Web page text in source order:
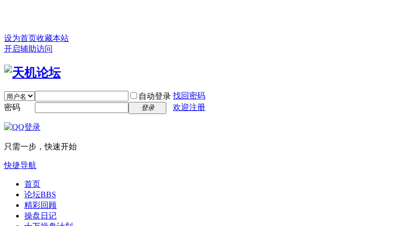
设为首页收藏本站
开启辅助访问
自动登录 找回密码
密码
登录 欢迎注册
只需一步，快速开始
快捷导航
首页
论坛BBS
精彩回顾
操盘日记